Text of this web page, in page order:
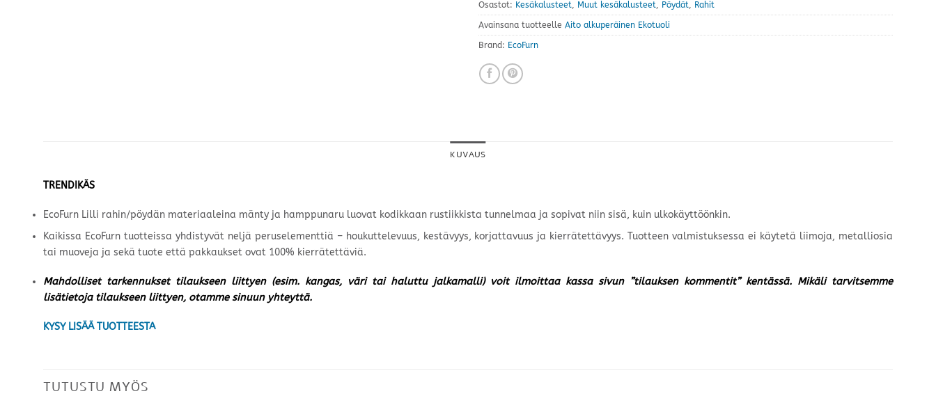
Osastot: Kesäkalusteet, Muut kesäkalusteet, Pöydät, Rahit
Avainsana tuotteelle Aito alkuperäinen Ekotuoli
Brand: EcoFurn
KUVAUS
TRENDIKÄS
EcoFurn Lilli rahin/pöydän materiaaleina mänty ja hamppunaru luovat kodikkaan rustiikkista tunnelmaa ja sopivat niin sisä, kuin ulkokäyttöönkin.
Kaikissa EcoFurn tuotteissa yhdistyvät neljä peruselementtiä – houkuttelevuus, kestävyys, korjattavuus ja kierrätettävyys. Tuotteen valmistuksessa ei käytetä liimoja, metalliosia
tai muoveja ja sekä tuote että pakkaukset ovat 100% kierrätettäviä.
Mahdolliset tarkennukset tilaukseen liittyen (esim. kangas, väri tai haluttu jalkamalli) voit ilmoittaa kassa sivun ”tilauksen kommentit” kentässä. Mikäli tarvitsemme
lisätietoja tilaukseen liittyen, otamme sinuun yhteyttä.
KYSY LISÄÄ TUOTTEESTA
TUTUSTU MYÖS